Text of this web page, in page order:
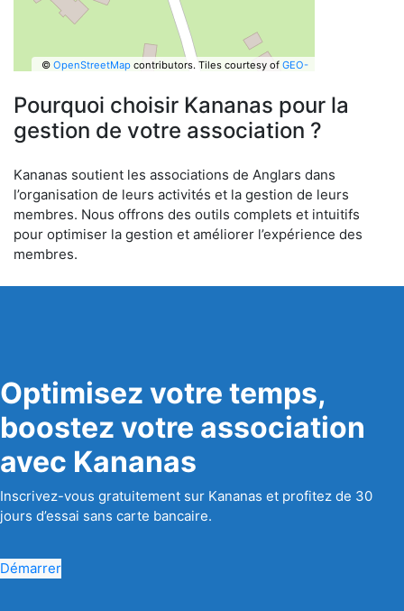
© OpenStreetMapcontributors. Tiles courtesy of GEO-
Pourquoi choisir Kananas pour la
gestion de votre association ?
Kananas soutient les associations de Anglars dans
l’organisation de leurs activités et la gestion de leurs
membres. Nous offrons des outils complets et intuitifs
pour optimiser la gestion et améliorer l’expérience des
membres.
Optimisez votre temps,
boostez votre association
avec Kananas
Inscrivez-vous gratuitement sur Kananas et profitez de 30
jours d’essai sans carte bancaire.
Démarrer